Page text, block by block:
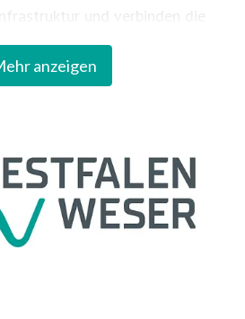
anzeigen
und verbinden die
mit den Chancen der Innovationen
und Kommunen sind an dem
firmiert als steuerndes
Weser Energie GmbH & Co.
ist in vier Gesellschaften
Energieerzeugung GmbH &
Energiespeicher GmbH & Co. KG,